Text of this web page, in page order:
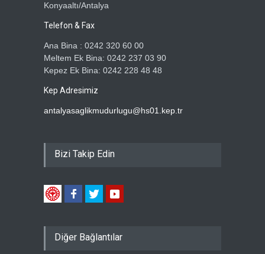
Konyaaltı/Antalya
Telefon & Fax
Ana Bina : 0242 320 60 00
Meltem Ek Bina: 0242 237 03 90
Kepez Ek Bina: 0242 228 48 48
Kep Adresimiz
antalyasaglikmudurlugu@hs01.kep.tr
Bizi Takip Edin
Diğer Bağlantılar